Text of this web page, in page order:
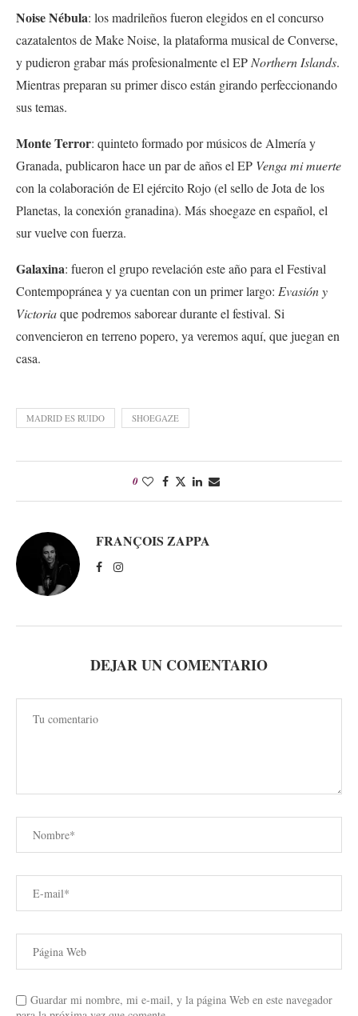
Noise Nébula: los madrileños fueron elegidos en el concurso
cazatalentos de Make Noise, la plataforma musical de Converse,
y pudieron grabar más profesionalmente el EP Northern Islands.
Mientras preparan su primer disco están girando perfeccionando
sus temas.
Monte Terror: quinteto formado por músicos de Almería y
Granada, publicaron hace un par de años el EP Venga mi muerte
con la colaboración de El ejército Rojo (el sello de Jota de los
Planetas, la conexión granadina). Más shoegaze en español, el
sur vuelve con fuerza.
Galaxina: fueron el grupo revelación este año para el Festival
Contempopránea y ya cuentan con un primer largo: Evasión y
Victoriaque podremos saborear durante el festival. Si
convencieron en terreno popero, ya veremos aquí, que juegan en
casa.
MADRID ES RUIDO SHOEGAZE
0
FRANÇOIS ZAPPA
DEJAR UN COMENTARIO
Guardar mi nombre, mi e-mail, y la página Web en este navegador